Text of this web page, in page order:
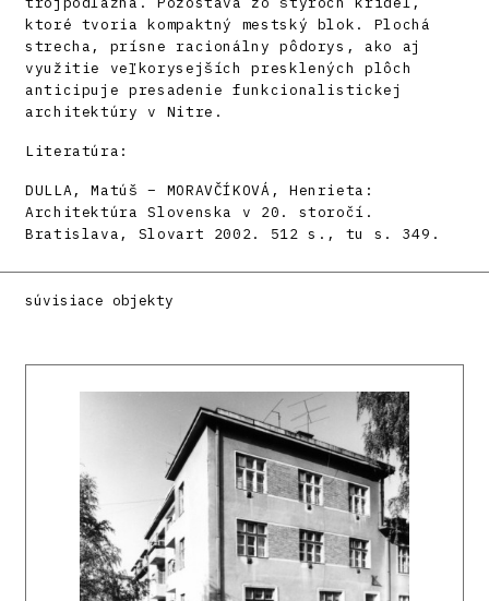
ktoré tvoria kompaktný mestský blok. Plochá
strecha, prísne racionálny pôdorys, ako aj
využitie veľkorysejších presklených plôch
anticipuje presadenie funkcionalistickej
architektúry v Nitre.
Literatúra:
DULLA, Matúš – MORAVČÍKOVÁ, Henrieta:
Architektúra Slovenska v 20. storočí.
Bratislava, Slovart 2002. 512 s., tu s. 349.
súvisiace objekty